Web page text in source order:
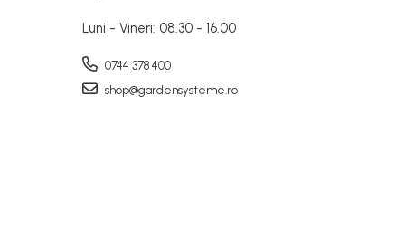
Luni - Vineri: 08.30 - 16.00
0744 378 400
shop@gardensysteme.ro